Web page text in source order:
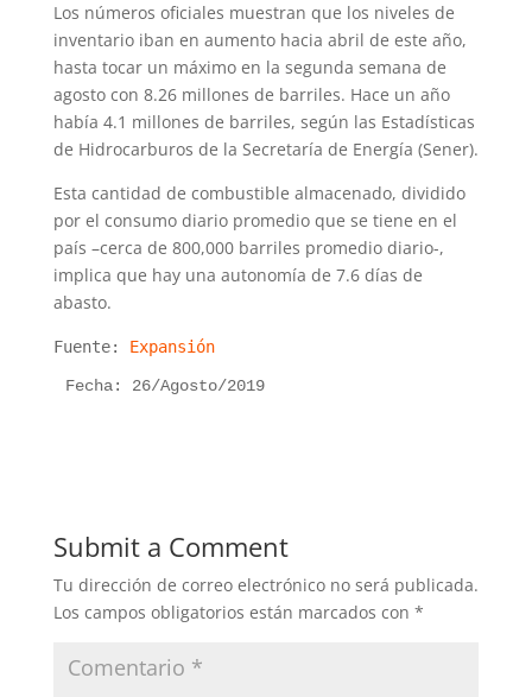
Los números oficiales muestran que los niveles de
inventario iban en aumento hacia abril de este año,
hasta tocar un máximo en la segunda semana de
agosto con 8.26 millones de barriles. Hace un año
había 4.1 millones de barriles, según las Estadísticas
de Hidrocarburos de la Secretaría de Energía (Sener).
Esta cantidad de combustible almacenado, dividido
por el consumo diario promedio que se tiene en el
país –cerca de 800,000 barriles promedio diario-,
implica que hay una autonomía de 7.6 días de
abasto.
Fuente: Expansión
Fecha: 26/Agosto/2019
Submit a Comment
Tu dirección de correo electrónico no será publicada.
Los campos obligatorios están marcados con *